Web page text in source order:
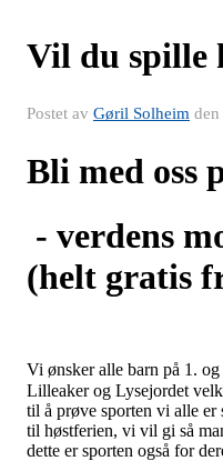
Vil du spille
Postet av Gøril Solheim den
Bli med oss
- verdens
(helt gratis
Vi ønsker alle barn på 1.
Lilleaker og Lysejordet
til å prøve sporten vi alle er
til høstferien, vi vil gi så
dette er sporten også for